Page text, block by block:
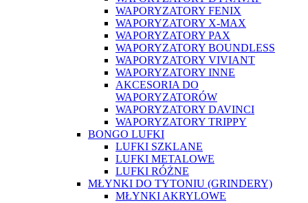
WAPORYZATORY FENIX
WAPORYZATORY X-MAX
WAPORYZATORY PAX
WAPORYZATORY BOUNDLESS
WAPORYZATORY VIVIANT
WAPORYZATORY INNE
AKCESORIA DO
WAPORYZATORÓW
WAPORYZATORY DAVINCI
WAPORYZATORY TRIPPY
BONGO LUFKI
LUFKI SZKLANE
LUFKI METALOWE
LUFKI RÓŻNE
MŁYNKI DO TYTONIU (GRINDERY)
MŁYNKI AKRYLOWE